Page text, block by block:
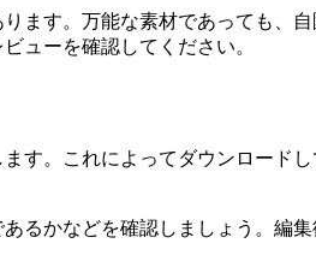
ます。万能な素材であっても、
ューを確認してください。
す。これによってダウンロード
るかなどを確認しましょう。編